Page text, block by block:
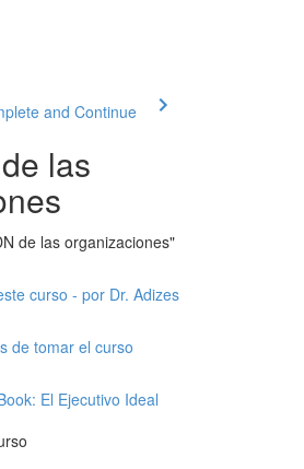
and Continue
las
de las organizaciones"
curso - por Dr. Adizes
de tomar el curso
El Ejecutivo Ideal